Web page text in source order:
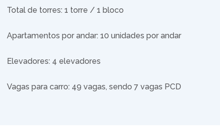
Total de torres: 1 torre / 1 bloco
Apartamentos por andar: 10 unidades por andar
Elevadores: 4 elevadores
Vagas para carro: 49 vagas, sendo 7 vagas PCD